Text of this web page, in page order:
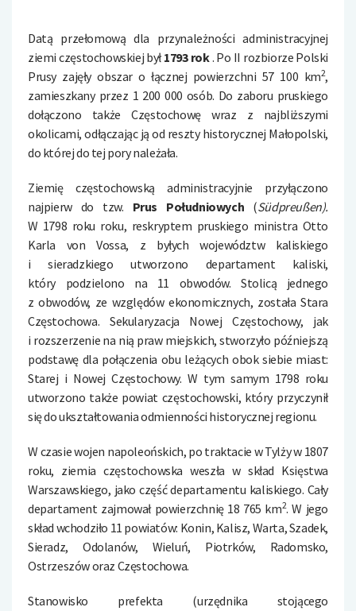
Datą przełomową dla przynależności administracyjnej
ziemi częstochowskiej był1793 rok. Po II rozbiorze Polski
Prusy zajęły obszar o łącznej powierzchni 57 100 km2,
zamieszkany przez 1 200 000 osób. Do zaboru pruskiego
dołączono także Częstochowę wraz z najbliższymi
okolicami, odłączając ją od reszty historycznej Małopolski,
do której do tej pory należała.
Ziemię częstochowską administracyjnie przyłączono
najpierw do tzw. Prus Południowych (Südpreußen).
W 1798 roku roku, reskryptem pruskiego ministra Otto
Karla von Vossa, z byłych województw kaliskiego
i sieradzkiego utworzono departament kaliski,
który podzielono na 11 obwodów. Stolicą jednego
z obwodów, ze względów ekonomicznych, została Stara
Częstochowa. Sekularyzacja Nowej Częstochowy, jak
i rozszerzenie na nią praw miejskich, stworzyło późniejszą
podstawę dla połączenia obu leżących obok siebie miast:
Starej i Nowej Częstochowy. W tym samym 1798 roku
utworzono także powiat częstochowski, który przyczynił
się do ukształtowania odmienności historycznej regionu.
W czasie wojen napoleońskich, po traktacie w Tylży w 1807
roku, ziemia częstochowska weszła w skład Księstwa
Warszawskiego, jako część departamentu kaliskiego. Cały
departament zajmował powierzchnię 18 765 km2. W jego
skład wchodziło 11 powiatów: Konin, Kalisz, Warta, Szadek,
Sieradz, Odolanów, Wieluń, Piotrków, Radomsko,
Ostrzeszów oraz Częstochowa.
Stanowisko prefekta (urzędnika stojącego